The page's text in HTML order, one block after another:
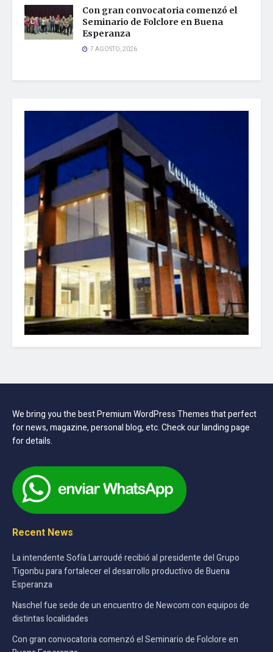
Con gran convocatoria comenzó el
Seminario de Folclore en Buena
Esperanza
7 AGOSTO, 2026
We bring you the best Premium WordPress Themes that perfect
for news, magazine, personal blog, etc. Check our landing page
for details.
Recent News
La intendente Sofía Larroudé recibió al presidente del Grupo
Tigonbu para fortalecer el desarrollo productivo de Buena
Esperanza
Naschel fue sede de un encuentro de Newcom con equipos de
distintas localidades
Con gran convocatoria comenzó el Seminario de Folclore en